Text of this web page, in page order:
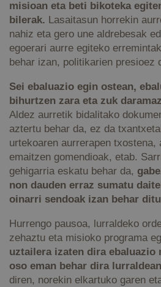
misioan eta beti bikoteka
bilerak. Lasaitasun horrekin
nahiz eta gero une aldrebesak
egoerari aurre egiteko
behar izan, politikarien presioez
Sei ebaluazio egin ostean,
bihurtzen zara eta zuk
Aldez aurretik bidalitako
aztertu behar da, ez da
urtekoaren aurrerapen txostena,
emaitzen gomendioak, etab.
gehigarria eskatu behar da,
non dauden erraz sumatu
oinarri sendoak izan behar
Hurrengo pausoa, lurraldeko
zehaztu eta misioko programa
uztailera izaten dira ebaluazio
oso eman behar dira lurraldean
diren, norekin elkartuko garen